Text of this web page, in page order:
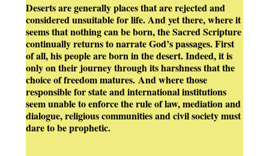
Deserts are generally places that are rejected and
considered unsuitable for life. And yet there, where it
seems that nothing can be born, the Sacred Scripture
continually returns to narrate God’s passages. First
of all, his people are born in the desert. Indeed, it is
only on their journey through its harshness that the
choice of freedom matures. And where those
responsible for state and international institutions
seem unable to enforce the rule of law, mediation and
dialogue, religious communities and civil society must
dare to be prophetic.